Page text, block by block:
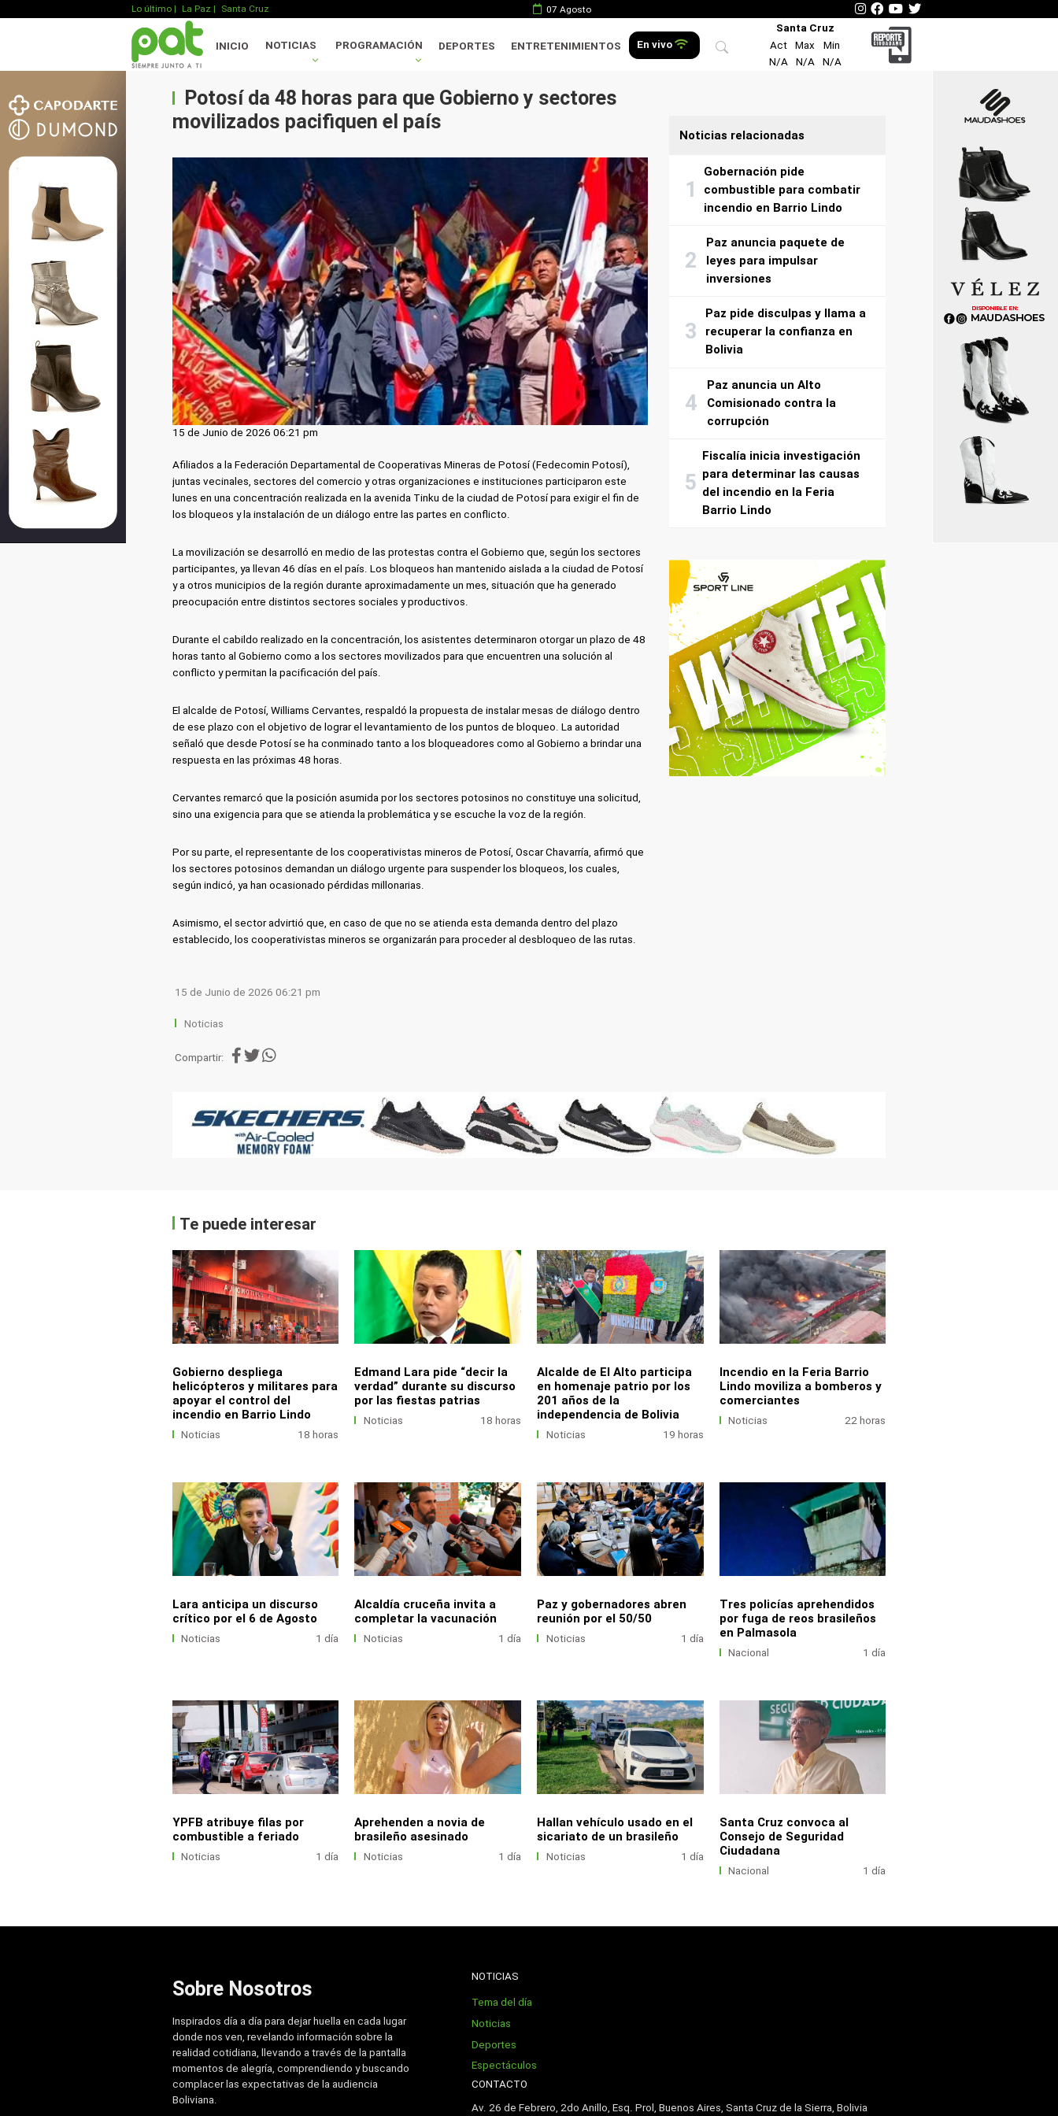
Lo último | La Paz | Santa Cruz 07 Agosto
INICIO NOTICIAS PROGRAMACIÓN DEPORTES ENTRETENIMIENTOS En vivo
Santa Cruz
Act
Max
Min
N/A
N/A N/A
Potosí da 48 horas para que Gobierno y sectores
movilizados pacifiquen el país
15 de Junio de 2026 06:21 pm
Afiliados a la Federación Departamental de Cooperativas Mineras de Potosí (Fedecomin Potosí),
juntas vecinales, sectores del comercio y otras organizaciones e instituciones participaron este
lunes en una concentración realizada en la avenida Tinku de la ciudad de Potosí para exigir el fin de
los bloqueos y la instalación de un diálogo entre las partes en conflicto.
La movilización se desarrolló en medio de las protestas contra el Gobierno que, según los sectores
participantes, ya llevan 46 días en el país. Los bloqueos han mantenido aislada a la ciudad de Potosí
y a otros municipios de la región durante aproximadamente un mes, situación que ha generado
preocupación entre distintos sectores sociales y productivos.
Durante el cabildo realizado en la concentración, los asistentes determinaron otorgar un plazo de 48
horas tanto al Gobierno como a los sectores movilizados para que encuentren una solución al
conflicto y permitan la pacificación del país.
El alcalde de Potosí, Williams Cervantes, respaldó la propuesta de instalar mesas de diálogo dentro
de ese plazo con el objetivo de lograr el levantamiento de los puntos de bloqueo. La autoridad
señaló que desde Potosí se ha conminado tanto a los bloqueadores como al Gobierno a brindar una
respuesta en las próximas 48 horas.
Cervantes remarcó que la posición asumida por los sectores potosinos no constituye una solicitud,
sino una exigencia para que se atienda la problemática y se escuche la voz de la región.
Por su parte, el representante de los cooperativistas mineros de Potosí, Oscar Chavarría, afirmó que
los sectores potosinos demandan un diálogo urgente para suspender los bloqueos, los cuales,
según indicó, ya han ocasionado pérdidas millonarias.
Asimismo, el sector advirtió que, en caso de que no se atienda esta demanda dentro del plazo
establecido, los cooperativistas mineros se organizarán para proceder al desbloqueo de las rutas.
15 de Junio de 2026 06:21 pm
Noticias
Compartir:
Noticias relacionadas
Gobernación pide
combustible para combatir
incendio en Barrio Lindo
Paz anuncia paquete de
leyes para impulsar
inversiones
Paz pide disculpas y llama a
recuperar la confianza en
Bolivia
Paz anuncia un Alto
Comisionado contra la
corrupción
Fiscalía inicia investigación
para determinar las causas
del incendio en la Feria
Barrio Lindo
Te puede interesar
Gobierno despliega
helicópteros y militares para
apoyar el control del
incendio en Barrio Lindo
Noticias 18 horas
Edmand Lara pide “decir la
verdad” durante su discurso
por las fiestas patrias
Noticias 18 horas
Alcalde de El Alto participa
en homenaje patrio por los
201 años de la
independencia de Bolivia
Noticias 19 horas
Incendio en la Feria Barrio
Lindo moviliza a bomberos y
comerciantes
Noticias 22 horas
Lara anticipa un discurso
crítico por el 6 de Agosto
Noticias 1 día
Alcaldía cruceña invita a
completar la vacunación
Noticias 1 día
Paz y gobernadores abren
reunión por el 50/50
Noticias 1 día
Tres policías aprehendidos
por fuga de reos brasileños
en Palmasola
Nacional 1 día
YPFB atribuye filas por
combustible a feriado
Noticias 1 día
Aprehenden a novia de
brasileño asesinado
Noticias 1 día
Hallan vehículo usado en el
sicariato de un brasileño
Noticias 1 día
Santa Cruz convoca al
Consejo de Seguridad
Ciudadana
Nacional 1 día
Sobre Nosotros
Inspirados día a día para dejar huella en cada lugar
donde nos ven, revelando información sobre la
realidad cotidiana, llevando a través de la pantalla
momentos de alegría, comprendiendo y buscando
complacer las expectativas de la audiencia
Boliviana.
NOTICIAS
Tema del día
Noticias
Deportes
Espectáculos
CONTACTO
Av. 26 de Febrero, 2do Anillo, Esq. Prol, Buenos Aires, Santa Cruz de la Sierra, Bolivia